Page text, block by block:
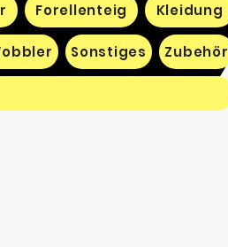
Forellenteig Kleidung
Sonstiges Zubehör